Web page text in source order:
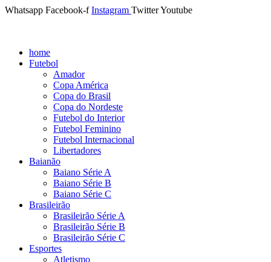
Whatsapp Facebook-f Instagram TwitterYoutube
home
Futebol
Amador
Copa América
Copa do Brasil
Copa do Nordeste
Futebol do Interior
Futebol Feminino
Futebol Internacional
Libertadores
Baianão
Baiano Série A
Baiano Série B
Baiano Série C
Brasileirão
Brasileirão Série A
Brasileirão Série B
Brasileirão Série C
Esportes
Atletismo